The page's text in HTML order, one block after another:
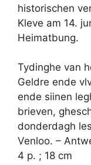
historischen
Kleve am 14.
Heimatbung.
Tydinghe van
Geldre ende
ende siinen
brieven,
donderdagh
Venloo. –
4 p. ; 18 cm